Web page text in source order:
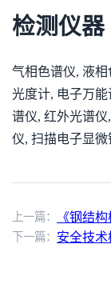
检测仪器
气相色谱仪, 液
光度计, 电子万
谱仪, 红外光谱
仪, 扫描电子显
上一篇： 《钢结
下一篇： 安全技